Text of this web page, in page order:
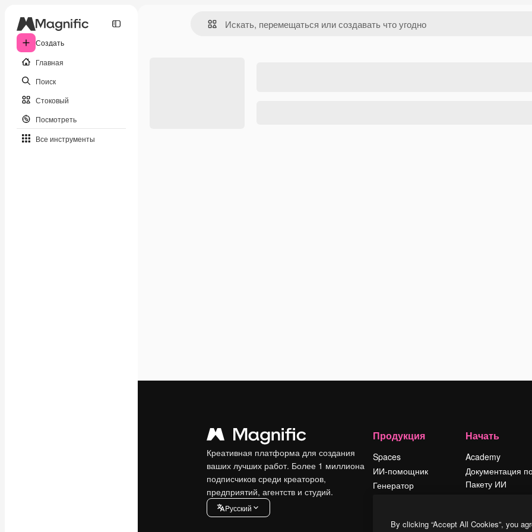
Создать
Главная
Поиск
Стоковый
Посмотреть
Все инструменты
Креативная платформа для создания
ваших лучших работ. Более 1 миллиона
подписчиков среди креаторов,
предприятий, агентств и студий.
Pусский
Продукция
Spaces
ИИ-помощник
Генератор
Начать
Academy
Документация
Пакету ИИ
Условия и
By clicking “Accept All Cookies”, you